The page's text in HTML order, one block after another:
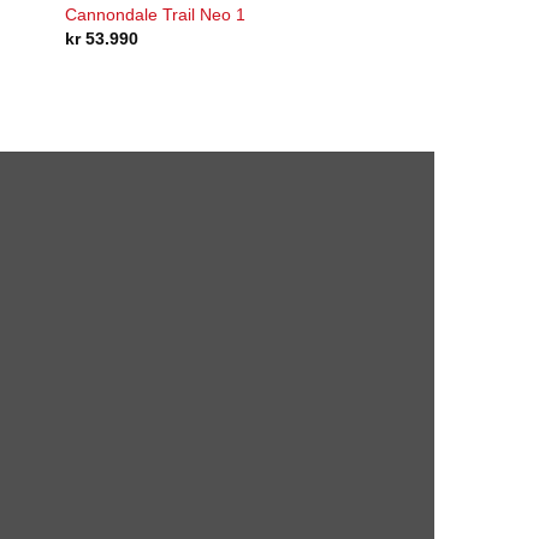
Cannondale Trail Neo 1
kr53.990